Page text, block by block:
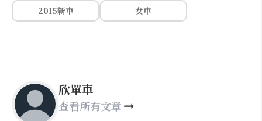
2015新車 女車
欣單車
查看所有文章